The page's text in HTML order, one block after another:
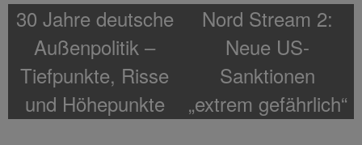
30 Jahre deutsche
Außenpolitik –
Tiefpunkte, Risse
und Höhepunkte
Nord Stream 2:
Neue US-
Sanktionen
„extrem gefährlich“